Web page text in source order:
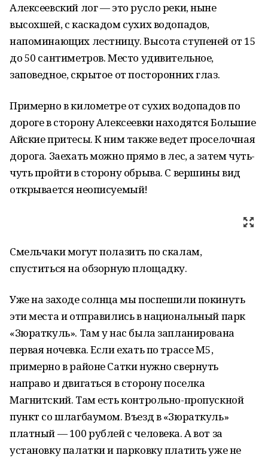
Алексеевский лог — это русло реки, ныне
высохшей, с каскадом сухих водопадов,
напоминающих лестницу. Высота ступеней от 15
до 50 сантиметров. Место удивительное,
заповедное, скрытое от посторонних глаз.
Примерно в километре от сухих водопадов по
дороге в сторону Алексеевки находятся Большие
Айские притесы. К ним также ведет проселочная
дорога. Заехать можно прямо в лес, а затем чуть-
чуть пройти в сторону обрыва. С вершины вид
открывается неописуемый!
Смельчаки могут полазить по скалам,
спуститься на обзорную площадку.
Уже на заходе солнца мы поспешили покинуть
эти места и отправились в национальный парк
«Зюраткуль». Там у нас была запланирована
первая ночевка. Если ехать по трассе М5,
примерно в районе Сатки нужно свернуть
направо и двигаться в сторону поселка
Магнитский. Там есть контрольно-пропускной
пункт со шлагбаумом. Въезд в «Зюраткуль»
платный — 100 рублей с человека. А вот за
установку палатки и парковку платить уже не